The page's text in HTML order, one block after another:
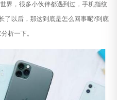
界，很多小伙伴都遇到过，手机指纹
了以后，那这到底是怎么回事呢?到底
析一下。